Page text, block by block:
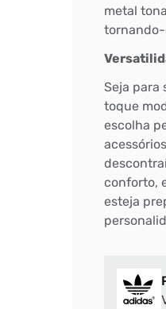
metal
tornando-
Seja para
toque
escolha
conforto,
esteja